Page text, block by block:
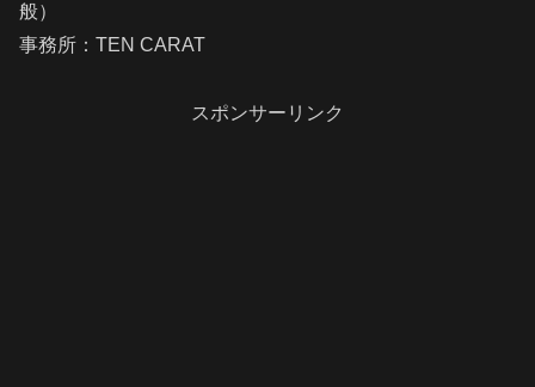
般）
事務所：TEN CARAT
スポンサーリンク